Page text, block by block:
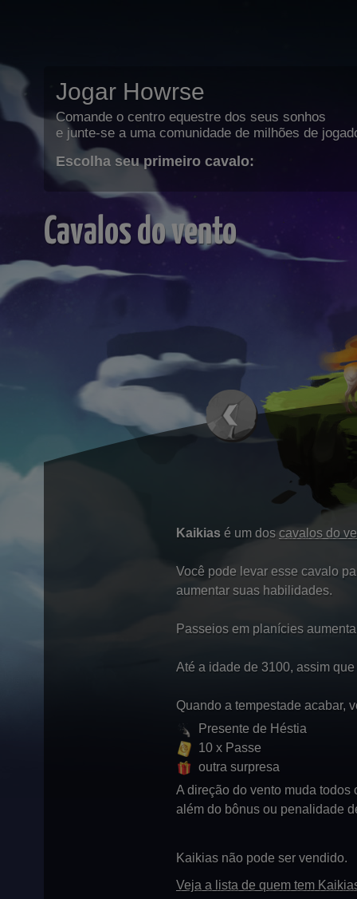
Jogar Howrse
Comande o centro equestre dos seus sonhos
e junte-se a uma comunidade de milhões de
Escolha seu primeiro cavalo:
Cavalos do vento
Kaikias é um dos cavalos do
Você pode levar esse cavalo
aumentar suas habilidades.
Passeios em planícies
Até a idade de 3100, assim
Quando a tempestade acabar,
Presente de Héstia
10 x Passe
outra surpresa
A direção do vento muda
além do bônus ou penalidade
Kaikias não pode ser vendido.
Veja a lista de quem tem